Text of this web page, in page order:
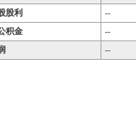
股利
--
积金
--
--